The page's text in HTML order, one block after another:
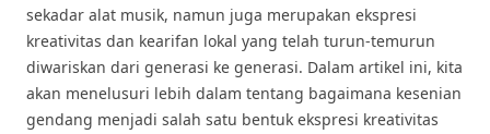
sekadar alat musik, namun juga merupakan ekspresi
kreativitas dan kearifan lokal yang telah turun-temurun
diwariskan dari generasi ke generasi. Dalam artikel ini, kita
akan menelusuri lebih dalam tentang bagaimana kesenian
gendang menjadi salah satu bentuk ekspresi kreativitas